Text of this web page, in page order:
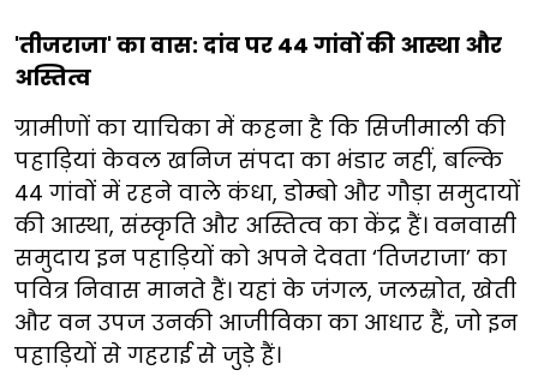
'तीजराजा' का वास: दांव पर 44 गांवों की आस्था और
अस्तित्व
ग्रामीणों का याचिका में कहना है कि सिजीमाली की
पहाड़ियां केवल खनिज संपदा का भंडार नहीं, बल्कि
44 गांवों में रहने वाले कंधा, डोम्बो और गौड़ा समुदायों
की आस्था, संस्कृति और अस्तित्व का केंद्र हैं। वनवासी
समुदाय इन पहाड़ियों को अपने देवता ‘तिजराजा’ का
पवित्र निवास मानते हैं। यहां के जंगल, जलस्रोत, खेती
और वन उपज उनकी आजीविका का आधार हैं, जो इन
पहाड़ियों से गहराई से जुड़े हैं।